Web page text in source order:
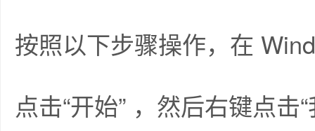
按照以下步骤操作，在
点击“开始” ，然后右键点击